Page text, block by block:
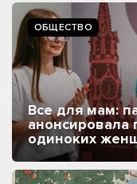
ОБЩЕСТВО
Все для мам:
анонсировала
одиноких